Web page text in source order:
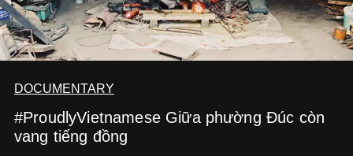
DOCUMENTARY
#ProudlyVietnamese Giữa phường Đúc còn
vang tiếng đồng